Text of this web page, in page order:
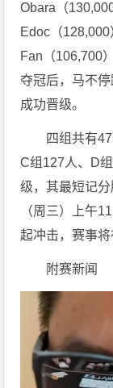
Obara（
Edoc（
Fan（106,700
夺冠后，马不
成功晋级。
四组共有
C组127人、D
级，其最短记
（周三）上午
起冲击，赛事将
附赛新闻